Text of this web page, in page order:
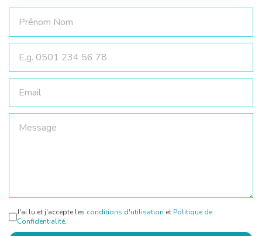
J'ai lu et j'accepte les conditions d'utilisation et Politique de
Confidentialité.